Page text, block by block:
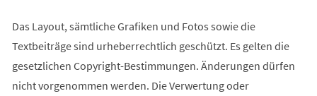
Das Layout, sämtliche Grafiken und Fotos sowie die
Textbeiträge sind urheberrechtlich geschützt. Es gelten die
gesetzlichen Copyright-Bestimmungen. Änderungen dürfen
nicht vorgenommen werden. Die Verwertung oder